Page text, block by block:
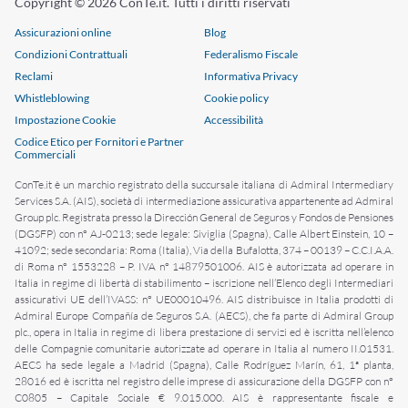
Assicurazioni online
Blog
Condizioni Contrattuali
Federalismo Fiscale
Reclami
Informativa Privacy
Whistleblowing
Cookie policy
Impostazione Cookie
Accessibilità
Codice Etico per Fornitori e Partner
Commerciali
ConTe.it è un marchio registrato della succursale italiana di Admiral Intermediary
Services S.A. (AIS), società di intermediazione assicurativa appartenente ad Admiral
Group plc. Registrata presso la Dirección General de Seguros y Fondos de Pensiones
(DGSFP) con n° AJ-0213; sede legale: Siviglia (Spagna), Calle Albert Einstein, 10 –
41092; sede secondaria: Roma (Italia), Via della Bufalotta, 374 – 00139 – C.C.I.A.A.
di Roma n° 1553228 – P. IVA n° 14879501006. AIS è autorizzata ad operare in
Italia in regime di libertà di stabilimento – iscrizione nell’Elenco degli Intermediari
assicurativi UE dell’IVASS: n° UE00010496. AIS distribuisce in Italia prodotti di
Admiral Europe Compañía de Seguros S.A. (AECS), che fa parte di Admiral Group
plc., opera in Italia in regime di libera prestazione di servizi ed è iscritta nell’elenco
delle Compagnie comunitarie autorizzate ad operare in Italia al numero II.01531.
AECS ha sede legale a Madrid (Spagna), Calle Rodríguez Marín, 61, 1ª planta,
28016 ed è iscritta nel registro delle imprese di assicurazione della DGSFP con n°
C0805 – Capitale Sociale € 9.015.000. AIS è rappresentante fiscale e